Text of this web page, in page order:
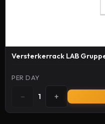
Versterkerrack LAB
PER DAY
− 1 +